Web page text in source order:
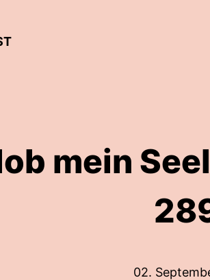
mein
02.